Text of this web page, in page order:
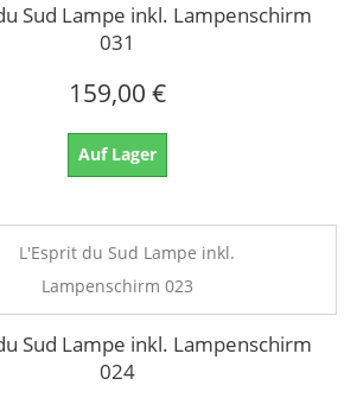
Sud Lampe inkl. Lampenschirm
031
159,00 €
Auf Lager
Sud Lampe inkl. Lampenschirm
024